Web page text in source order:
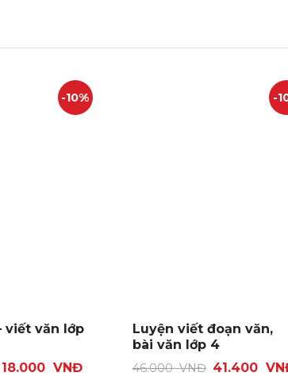
-10%
viết văn lớp
18.000 VNĐ
-
Luyện viết đoạn văn,
bài văn lớp 4
46.000VNĐ 41.400